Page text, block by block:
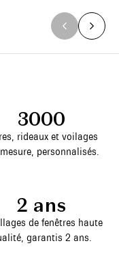
3000
rideaux et voilages
personnalisés.
2 ans
de fenêtres haute
garantis 2 ans.